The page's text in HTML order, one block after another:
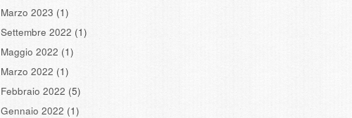
Marzo 2023 (1)
Settembre 2022 (1)
Maggio 2022 (1)
Marzo 2022 (1)
Febbraio 2022 (5)
Gennaio 2022 (1)